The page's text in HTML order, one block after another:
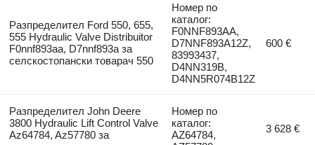
Разпределител Ford 550, 655,
555 Hydraulic Valve Distribuitor
F0nnf893aa, D7nnf893a за
селскостопански товарач 550
Номер по
каталог:
F0NNF893AA,
D7NNF893A12Z,
83993437,
D4NN319B,
D4NN5R074B12Z
600 €
Разпределител John Deere
3800 Hydraulic Lift Control Valve
Az64784, Az57780 за
Номер по
каталог:
AZ64784,
3 628 €